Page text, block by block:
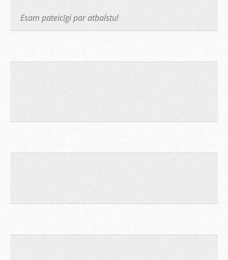
Esam pateicīgi par atbalstu!